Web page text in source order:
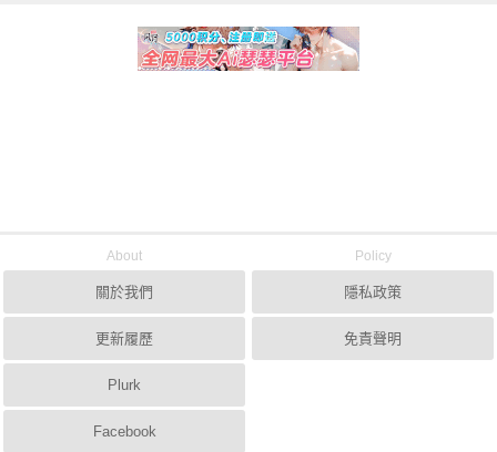
About
關於我們
更新履歷
Plurk
Facebook
Policy
隱私政策
免責聲明